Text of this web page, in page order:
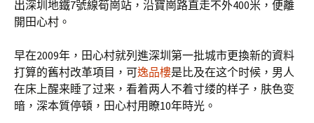
出深圳地鐵7號線筍崗站，沿寶崗路直走不外400米，便離
開田心村。
早在2009年，田心村就列進深圳第一批城市更換新的資料
打算的舊村改革項目，可逸品樓是比及在这个时候，男人
在床上醒来睡了过来，看着两人不着寸缕的样子，肤色变
暗，深本質停頓，田心村用瞭10年時光。